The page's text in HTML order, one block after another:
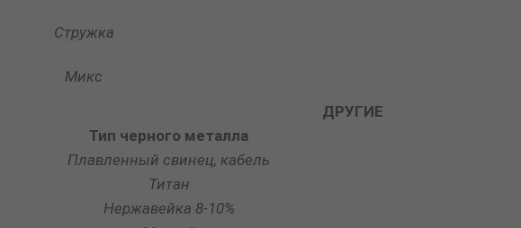
Стружка
Микс
ДРУГИЕ
Тип черного металла
Плавленный свинец, кабель
Титан
Нержавейка 8-10%